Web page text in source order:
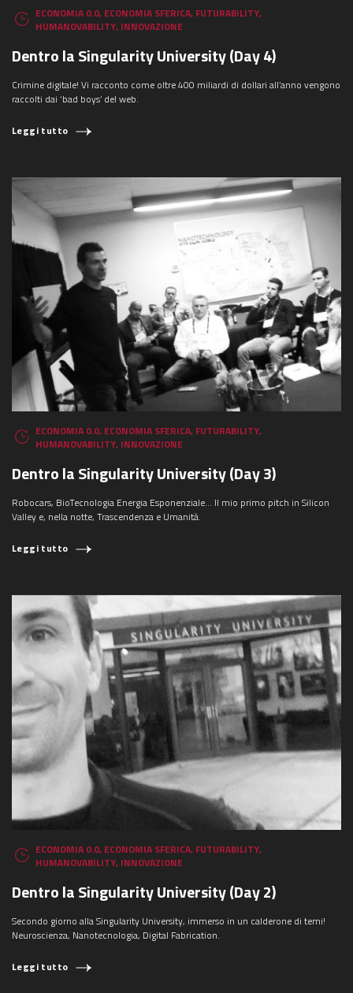
ECONOMIA 0.0, ECONOMIA SFERICA, FUTURABILITY,
HUMANOVABILITY, INNOVAZIONE
Dentro la Singularity University (Day 4)
Crimine digitale! Vi racconto come oltre 400 miliardi di dollari all’anno vengono
raccolti dai ‘bad boys’ del web.
Leggi tutto
ECONOMIA 0.0, ECONOMIA SFERICA, FUTURABILITY,
HUMANOVABILITY, INNOVAZIONE
Dentro la Singularity University (Day 3)
Robocars, BioTecnologia Energia Esponenziale… Il mio primo pitch in Silicon
Valley e, nella notte, Trascendenza e Umanità.
Leggi tutto
ECONOMIA 0.0, ECONOMIA SFERICA, FUTURABILITY,
HUMANOVABILITY, INNOVAZIONE
Dentro la Singularity University (Day 2)
Secondo giorno alla Singularity University, immerso in un calderone di temi!
Neuroscienza, Nanotecnologia, Digital Fabrication.
Leggi tutto